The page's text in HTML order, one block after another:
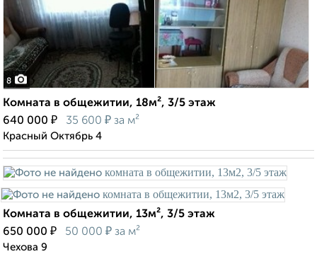
8
Комната в общежитии, 18м², 3/5 этаж
640 000 ₽ 35 600 ₽ за м²
Красный Октябрь 4
Комната в общежитии, 13м², 3/5 этаж
650 000 ₽ 50 000 ₽ за м²
Чехова 9